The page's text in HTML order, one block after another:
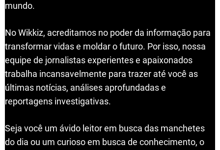
mundo.
No Wikkiz, acreditamos no poder da informação para
transformar vidas e moldar o futuro. Por isso, nossa
equipe de jornalistas experientes e apaixonados
trabalha incansavelmente para trazer até você as
últimas notícias, análises aprofundadas e
reportagens investigativas.
Seja você um ávido leitor em busca das manchetes
do dia ou um curioso em busca de conhecimento, o